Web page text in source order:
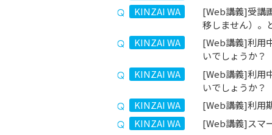
KINZAI WA
[Web講義]受講
移しません）。
KINZAI WA
[Web講義]利用
いでしょうか？
KINZAI WA
[Web講義]利用
いでしょうか？
KINZAI WA
[Web講義]利用
KINZAI WA
[Web講義]スマ